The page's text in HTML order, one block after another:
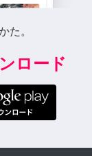
た。
ロード